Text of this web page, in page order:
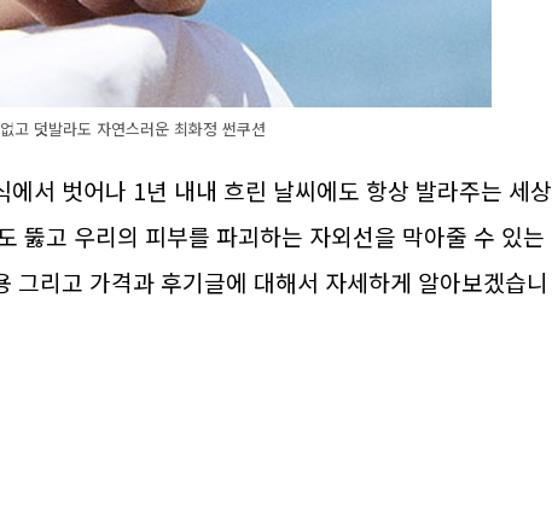
고 덧발라도 자연스러운 최화정 썬쿠션
서 벗어나 1년 내내 흐린 날씨에도 항상 발라주는 세상
뚫고 우리의 피부를 파괴하는 자외선을 막아줄 수 있는
그리고 가격과 후기글에 대해서 자세하게 알아보겠습니